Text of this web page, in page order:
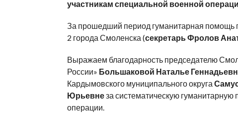
участникам специальной военной
За прошедший период гуманитарная помощь
2 города Смоленска (секретарь Фролов
Выражаем благодарность председателю
России» Большаковой Наталье
Кардымовского муниципального округа
Юрьевнеза систематическую
операции.